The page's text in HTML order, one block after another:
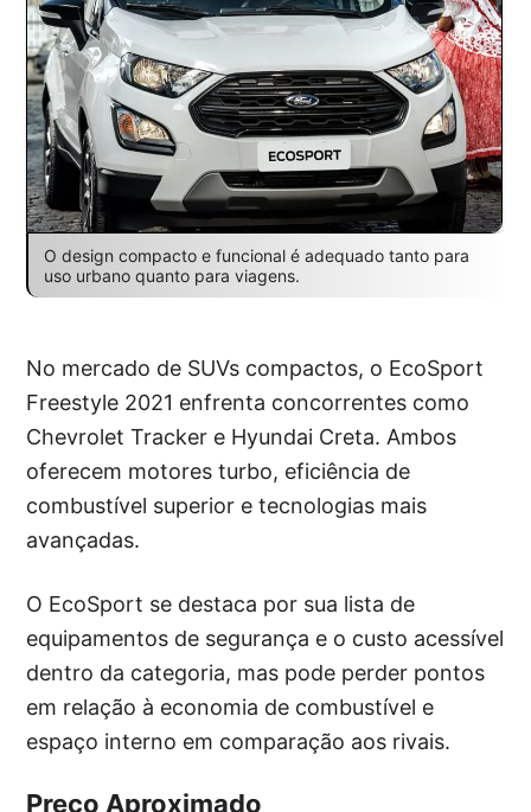
O design compacto e funcional é adequado tanto para
uso urbano quanto para viagens.
No mercado de SUVs compactos, o EcoSport
Freestyle 2021 enfrenta concorrentes como
Chevrolet Tracker e Hyundai Creta. Ambos
oferecem motores turbo, eficiência de
combustível superior e tecnologias mais
avançadas.
O EcoSport se destaca por sua lista de
equipamentos de segurança e o custo acessível
dentro da categoria, mas pode perder pontos
em relação à economia de combustível e
espaço interno em comparação aos rivais.
Preço Aproximado